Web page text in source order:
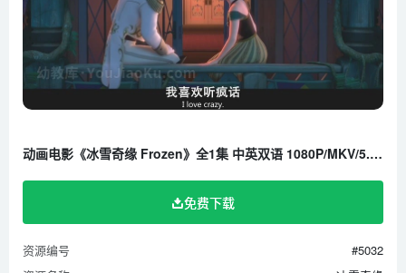
动画电影《冰雪奇缘 Frozen》全1集 中英双语 1080P/MKV/5.2G 百度云网盘下载
免费下载
资源编号
#5032